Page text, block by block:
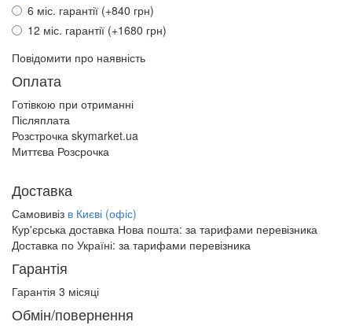
6 міс. гарантії (+840 грн)
12 міс. гарантії (+1680 грн)
Повідомити про наявність
Оплата
Готівкою при отриманні
Післяплата
Розстрочка skymarket.ua
Миттєва Розсрочка
Доставка
Самовивіз в Києві (офіс)
Кур'єрська доставка Нова пошта: за тарифами перевізника
Доставка по Україні: за тарифами перевізника
Гарантія
Гарантія 3 місяці
Обмін/повернення